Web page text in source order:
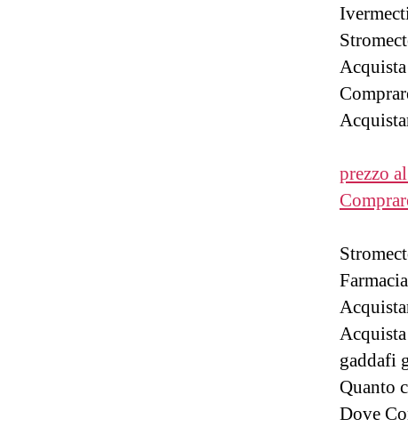
prezzo
gaddafi
Quanto
Dove